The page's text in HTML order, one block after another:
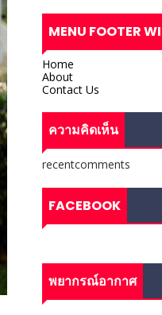
MENU FOOTER
Home
About
Contact Us
ความคิดเห็น
recentcomments
FACEBOOK
พยากรณ์อากาศ